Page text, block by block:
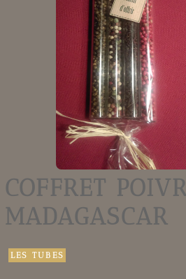
COFFRET
MADAGASCAR
LES TUBES